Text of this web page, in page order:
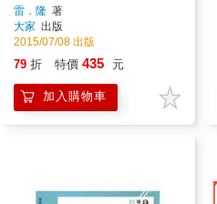
的精準瑜伽解剖書
雷．隆 著
大家 出版
2015/07/08 出版
79 折 特價 435 元
加入購物車